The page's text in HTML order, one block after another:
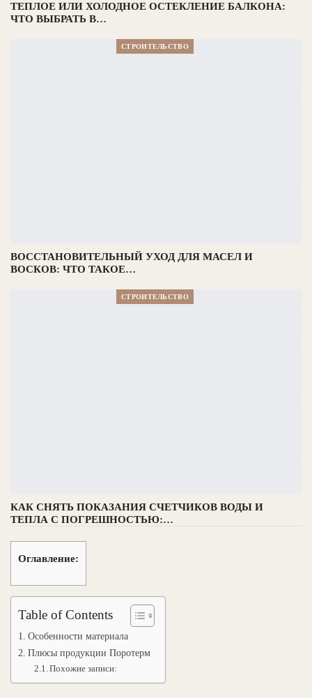
ТЕПЛОЕ ИЛИ ХОЛОДНОЕ ОСТЕКЛЕНИЕ БАЛКОНА:
ЧТО ВЫБРАТЬ В…
СТРОИТЕЛЬСТВО
ВОССТАНОВИТЕЛЬНЫЙ УХОД ДЛЯ МАСЕЛ И
ВОСКОВ: ЧТО ТАКОЕ…
СТРОИТЕЛЬСТВО
КАК СНЯТЬ ПОКАЗАНИЯ СЧЕТЧИКОВ ВОДЫ И
ТЕПЛА С ПОГРЕШНОСТЬЮ:…
Оглавление:
Table of Contents
Особенности материала
Плюсы продукции Поротерм
Похожие записи: